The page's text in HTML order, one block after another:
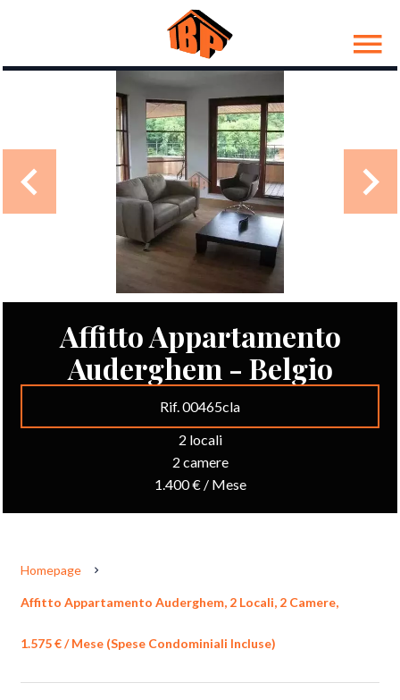
Affitto Appartamento
Auderghem - Belgio
Rif. 00465cla
2 locali
2 camere
1.400 € / Mese
Homepage
Affitto Appartamento Auderghem, 2 Locali, 2 Camere,
1.575 € / Mese (Spese Condominiali Incluse)